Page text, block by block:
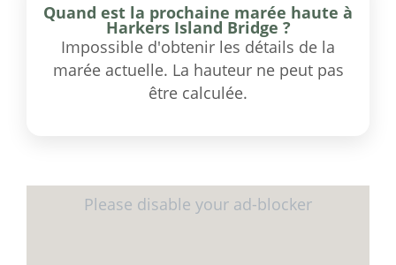
Quand est la prochaine marée haute à
Harkers Island Bridge ?
Impossible d'obtenir les détails de la
marée actuelle. La hauteur ne peut pas
être calculée.